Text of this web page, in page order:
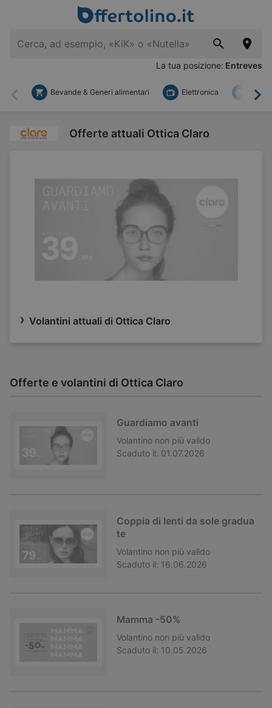
La tua posizione: Entreves
Indietro
Bevande & Generi alimentari Elettronica Fai
Offerte attuali Ottica Claro
Volantini attuali di Ottica Claro
Offerte e volantini di Ottica Claro
Guardiamo avanti
Volantino non più valido
Scaduto il: 01.07.2026
Coppia di lenti da sole gradua
te
Volantino non più valido
Scaduto il: 16.06.2026
Mamma -50%
Volantino non più valido
Scaduto il: 10.05.2026